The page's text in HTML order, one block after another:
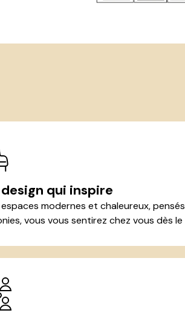
design qui inspire
modernes et chaleureux,
vous vous sentirez chez vous dès le